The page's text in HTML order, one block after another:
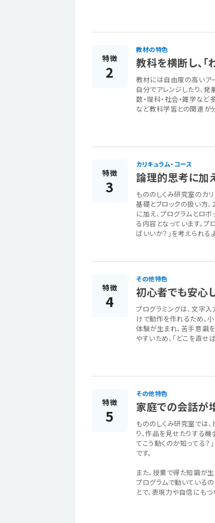
特徴
2
教材の特色
教科を横断し、
教材には自由度の高いア
自分でアレンジしたり、
数・理科・社会・雑学など
など教科学習との関連が
特徴
3
カリキュラム・コース
論理的思考に加
もののしくみ研究室のカ
基礎とブロックの扱い方
に加え、プログラムとロ
る内容となっています。プ
ばいいか？」を考えられる
特徴
4
その他特色
初心者でも安心
プログラミングは、文字
けで動作を作れるため、
体験が生まれ、苦手意識
やすいため、「どこを直せ
特徴
5
その他特色
家庭での会話が
もののしくみ研究室では
り、作品を見せたりする機
てこう動くのか知ってる
です。
また、授業で得た知識が
プログラムで動いているの
とで、表現力や自信にも